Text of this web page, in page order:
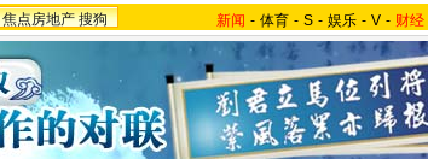
焦点房地产 搜狗 新闻 - 体育 - S - 娱乐 - V - 财经